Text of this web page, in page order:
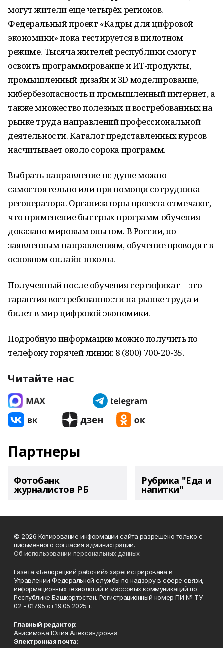
могут жители еще четырёх регионов.
Федеральный проект «Кадры для цифровой
экономики» пока тестируется в пилотном
режиме. Тысяча жителей республики смогут
освоить программирование и ИТ-продукты,
промышленный дизайн и 3D моделирование,
кибербезопасность и промышленный интернет, а
также множество полезных и востребованных на
рынке труда направлений профессиональной
деятельности. Каталог представленных курсов
насчитывает около сорока программ.
Выбрать направление по душе можно
самостоятельно или при помощи сотрудника
регоператора. Организаторы проекта отмечают,
что применение быстрых программ обучения
доказано мировым опытом. В России, по
заявленным направлениям, обучение проводят в
основном онлайн-школы.
Полученный после обучения сертификат – это
гарантия востребованности на рынке труда и
билет в мир цифровой экономики.
Подробную информацию можно получить по
телефону горячей линии: 8 (800) 700-20-35.
Читайте нас
Партнеры
Фотобанк
журналистов РБ
Рубрика "Еда и
напитки"
© 2026 Копирование информации сайта разрешено только с
письменного согласия администрации.
Об использовании персональных данных
Газета «Белорецкий рабочий» зарегистрирована в
Управлении Федеральной службы по надзору в сфере связи,
информационных технологий и массовых коммуникаций по
Республике Башкортостан. Регистрационный номер ПИ № ТУ
02 - 01795 от 19.05.2025 г.
Главный редактор:
Анисимова Юлия Александровна
Электронная почта: